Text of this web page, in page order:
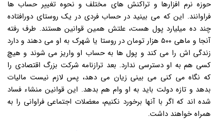
حوزه نرم افزارها و تراکنش های مختلف و نحوه تغییر حساب ها
فراوانند. این که می بینید در حساب فردی در یک روستای دورافتاده
چند ده میلیارد پول هست، علتش همین قوانین هستند. طرف رفته
آنجا و ماهی ۵۰۰ هزار تومان در روستا یا شهرک به او می دهند و دارد
زندگی اش را می کند و پول ها به حساب او واریز می شوند و هیچ
کسی هم به او دسترسی ندارد. بعد ترازنامه شرکت بزرگ اقتصادی را
که نگاه می کنی می بینی زیان می دهد، پس لازم نیست مالیات
بدهد و تازه دولت باید به او وام هم بدهد. این قوانین منشاء فساد
شده اند که اگر با آنها برخورد نکنیم، معضلات اجتماعی فراوانی را به
همراه خواهند داشت.